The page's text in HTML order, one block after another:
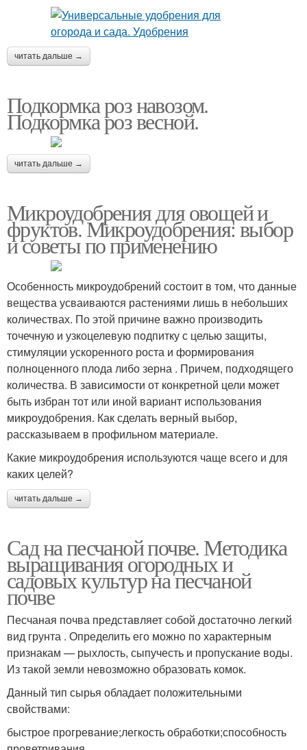
читать дальше →
Подкормка роз навозом.
Подкормка роз весной.
читать дальше →
Микроудобрения для овощей и
фруктов. Микроудобрения: выбор
и советы по применению
Особенность микроудобрений состоит в том, что данные
вещества усваиваются растениями лишь в небольших
количествах. По этой причине важно производить
точечную и узкоцелевую подпитку с целью защиты,
стимуляции ускоренного роста и формирования
полноценного плода либо зерна . Причем, подходящего
количества. В зависимости от конкретной цели может
быть избран тот или иной вариант использования
микроудобрения. Как сделать верный выбор,
рассказываем в профильном материале.
Какие микроудобрения используются чаще всего и для
каких целей?
читать дальше →
Сад на песчаной почве. Методика
выращивания огородных и
садовых культур на песчаной
почве
Песчаная почва представляет собой достаточно легкий
вид грунта . Определить его можно по характерным
признакам — рыхлость, сыпучесть и пропускание воды.
Из такой земли невозможно образовать комок.
Данный тип сырья обладает положительными
свойствами:
быстрое прогревание;легкость обработки;способность